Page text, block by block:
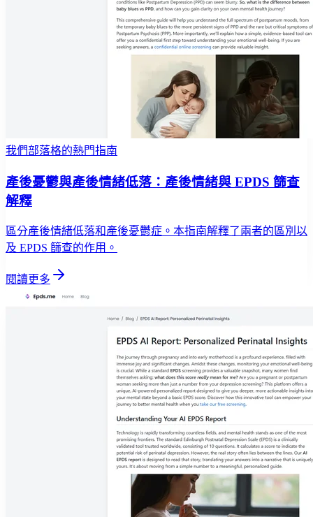
我們部落格的熱門指南
產後憂鬱與產後情緒低落：產後情緒與 EPDS 篩查
解釋
區分產後情緒低落和產後憂鬱症。本指南解釋了兩者的區別以
及 EPDS 篩查的作用。
閱讀更多